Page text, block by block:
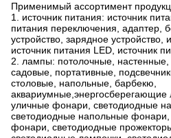
Применимый ассортимент
1. источник питания: источник
питания переключения, адаптер,
устройство, зарядное устройство,
источник питания LED, источник
2. лампы: потолочные,
садовые, портативные,
столовые, напольные, барбекю,
уличные фонари, светодиодные
светодиодные напольные
фонари, светодиодные